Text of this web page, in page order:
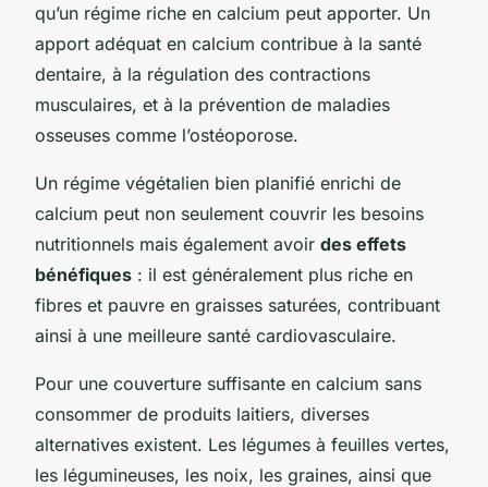
qu’un régime riche en calcium peut apporter. Un
apport adéquat en calcium contribue à la santé
dentaire, à la régulation des contractions
musculaires, et à la prévention de maladies
osseuses comme l’ostéoporose.
Un régime végétalien bien planifié enrichi de
calcium peut non seulement couvrir les besoins
nutritionnels mais également avoir des effets
bénéfiques : il est généralement plus riche en
fibres et pauvre en graisses saturées, contribuant
ainsi à une meilleure santé cardiovasculaire.
Pour une couverture suffisante en calcium sans
consommer de produits laitiers, diverses
alternatives existent. Les légumes à feuilles vertes,
les légumineuses, les noix, les graines, ainsi que